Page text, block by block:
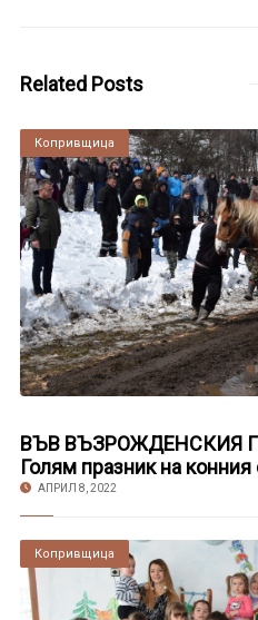
Related Posts
Копривщица
ВЪВ ВЪЗРОЖДЕНСКИЯ
Голям празник на
АПРИЛ 8, 2022
Копривщица